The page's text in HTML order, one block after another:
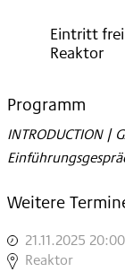
Eintritt
Reaktor
Programm
INTRODUCTION |
Weitere
21.11.2025 20:00
GAGOKBOUNCE:
Reaktor